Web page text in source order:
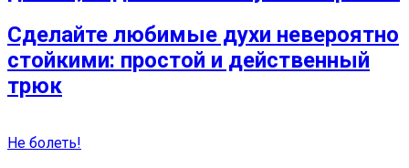
Сделайте любимые духи невероятно
стойкими: простой и действенный
трюк
Не болеть!